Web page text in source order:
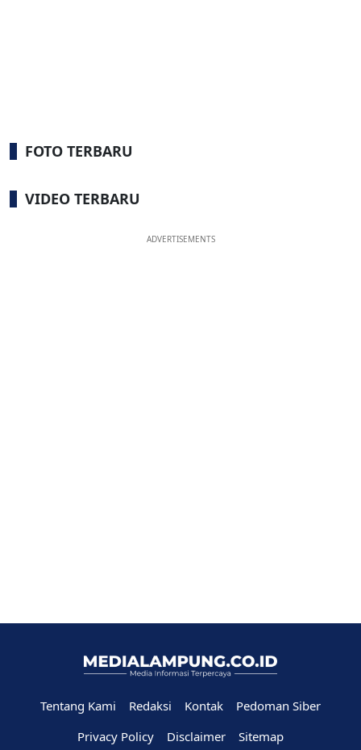
FOTO TERBARU
VIDEO TERBARU
ADVERTISEMENTS
Tentang Kami Redaksi Kontak
Pedoman Siber
Privacy Policy
Disclaimer Sitemap